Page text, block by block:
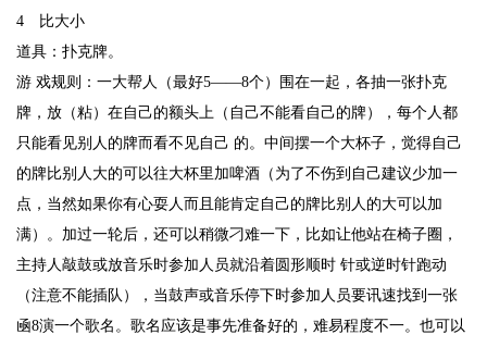
4 比大小
道具：扑克牌。
游 戏规则：一大帮人（最好5——8个）围在一起，各抽一张扑克
牌，放（粘）在自己的额头上（自己不能看自己的牌），每个人都
只能看见别人的牌而看不见自己 的。中间摆一个大杯子，觉得自己
的牌比别人大的可以往大杯里加啤酒（为了不伤到自己建议少加一
点，当然如果你有心耍人而且能肯定自己的牌比别人的大可以加
满）。加过一轮后，还可以稍微刁难一下，比如让他站在椅子圈，
主持人敲鼓或放音乐时参加人员就沿着圆形顺时 针或逆时针跑动
（注意不能插队），当鼓声或音乐停下时参加人员要讯速找到一张
凾8演一个歌名。歌名应该是事先准备好的，难易程度不一。也可以